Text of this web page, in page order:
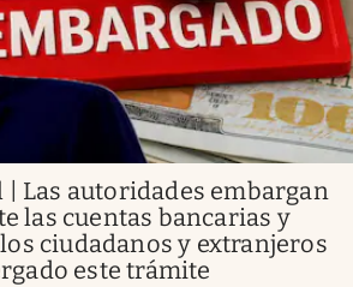
| Las autoridades embargan
las cuentas bancarias y
ciudadanos y extranjeros
este trámite